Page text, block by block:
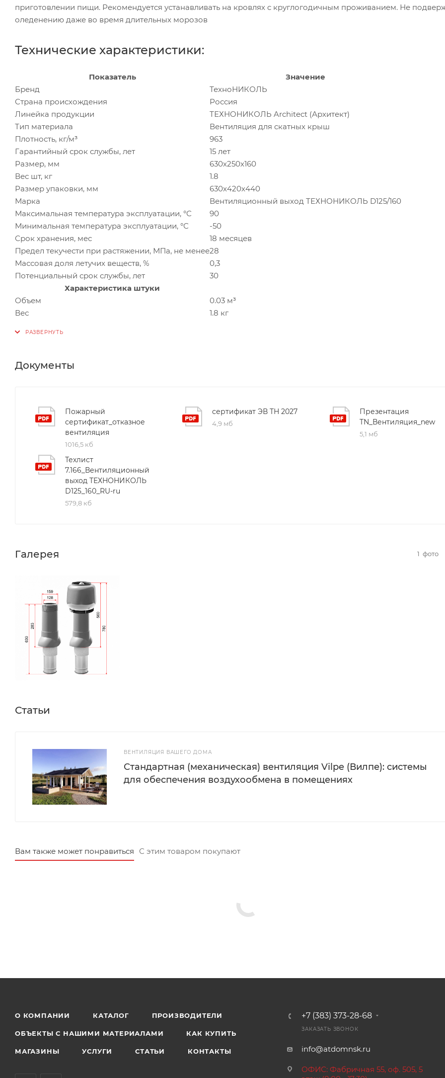
приготовлении пищи. Рекомендуется устанавливать на кровлях с круглогодичным проживанием. Не
оледенению даже во время длительных морозов
Технические характеристики:
Показатель
Значение
Бренд
ТехноНИКОЛЬ
Страна происхождения
Россия
Линейка продукции
ТЕХНОНИКОЛЬ Architect (Архитект)
Тип материала
Вентиляция для скатных крыш
Плотность, кг/м³
963
Гарантийный срок службы, лет
15 лет
Размер, мм
630х250х160
Вес шт, кг
1.8
Размер упаковки, мм
630х420х440
Марка
Вентиляционный выход ТЕХНОНИКОЛЬ D125/160
Максимальная температура эксплуатации, °С
90
Минимальная температура эксплуатации, °С
-50
Срок хранения, мес
18 месяцев
Предел текучести при растяжении, МПа, не менее28
Массовая доля летучих веществ, %
0,3
Потенциальный срок службы, лет
30
Характеристика штуки
Объем
0.03 м³
Вес
1.8 кг
Документы
Пожарный
сертификат_отказное
вентиляция
1016,5 кб
сертификат ЭВ ТН 2027
4,9 мб
Презентация
TN_Вентиляция_new
5,1 мб
Техлист
7.166_Вентиляционный
выход ТЕХНОНИКОЛЬ
D125_160_RU-ru
579,8 кб
Галерея 1 фото
Статьи
ВЕНТИЛЯЦИЯ ВАШЕГО ДОМА
Стандартная (механическая) вентиляция Vilpe (Вилпе): системы
для обеспечения воздухообмена в помещениях
Вам также может понравиться С этим товаром покупают
О КОМПАНИИ КАТАЛОГ ПРОИЗВОДИТЕЛИ
ОБЪЕКТЫ С НАШИМИ МАТЕРИАЛАМИ КАК КУПИТЬ
МАГАЗИНЫ УСЛУГИ СТАТЬИ КОНТАКТЫ
+7 (383) 373-28-68
ЗАКАЗАТЬ ЗВОНОК
info@atdomnsk.ru
ОФИС: Фабричная 55, оф. 505, 5